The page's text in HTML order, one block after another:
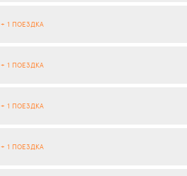
+ 1 ПОЕЗДКА
+ 1 ПОЕЗДКА
+ 1 ПОЕЗДКА
+ 1 ПОЕЗДКА